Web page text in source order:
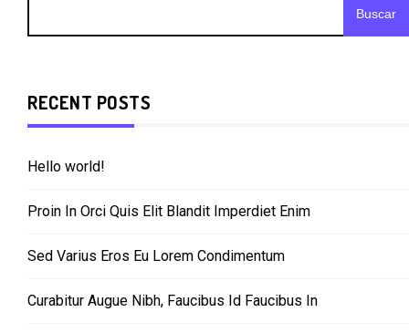
Buscar
RECENT POSTS
Hello world!
Proin In Orci Quis Elit Blandit Imperdiet Enim
Sed Varius Eros Eu Lorem Condimentum
Curabitur Augue Nibh, Faucibus Id Faucibus In